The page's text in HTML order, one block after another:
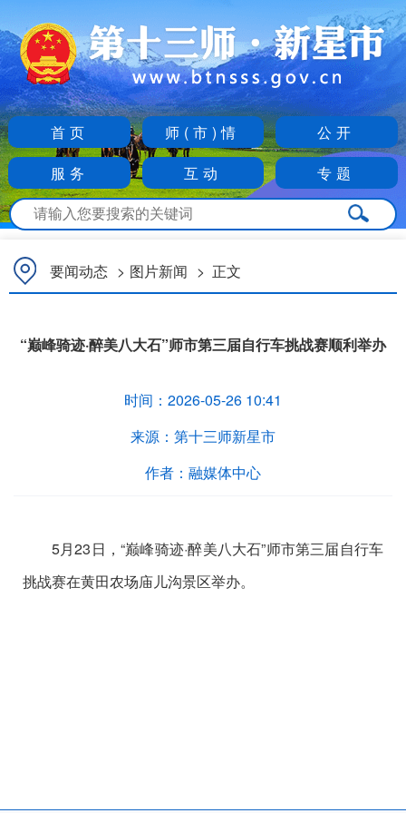
首页 师(市)情
公开
服务
互动 专题
要闻动态 > 图片新闻 > 正文
“巅峰骑迹·醉美八大石”师市第三届自行车挑战赛顺利举办
时间： 2026-05-26 10:41
来源： 第十三师新星市
作者： 融媒体中心
5月23日，“巅峰骑迹·醉美八大石”师市第三届自行车
挑战赛在黄田农场庙儿沟景区举办。